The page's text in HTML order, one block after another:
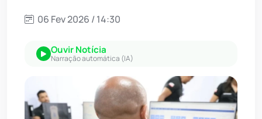
06 Fev 2026 / 14:30
Ouvir Notícia
Narração automática (IA)